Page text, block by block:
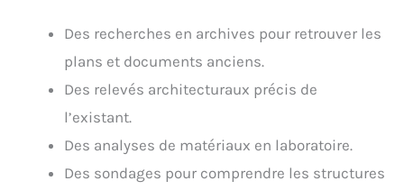
Des recherches en archives pour retrouver les
plans et documents anciens.
Des relevés architecturaux précis de
l’existant.
Des analyses de matériaux en laboratoire.
Des sondages pour comprendre les structures